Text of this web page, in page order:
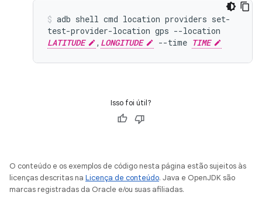
adb shell cmd location providers set-
test-provider-location gps --location
LATITUDE
, LONGITUDE --time TIME
Isso foi útil?
O conteúdo e os exemplos de código nesta página estão sujeitos às
licenças descritas na Licença de conteúdo. Java e OpenJDK são
marcas registradas da Oracle e/ou suas afiliadas.